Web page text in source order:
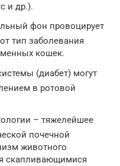
и др.).
фон провоцирует
тип заболевания
кошек.
(диабет) могут
в ротовой
– тяжелейшее
почечной
животного
скапливающимися